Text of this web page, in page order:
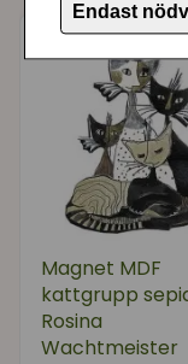
Endast
Magnet MDF
kattgrupp
Rosina
Wachtmeister